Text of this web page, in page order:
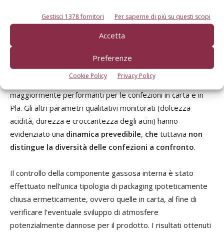
Gestisci 1378 fornitori Per saperne di più su questi scopi
Accetta
Preferenze
Cookie Policy Privacy Policy
Nel corso della conservazione, i campioni sono stati
mantenuti alla temperatura di 7 °C e contestualmente
sottoposti a diversi controlli analitici.
Nel complesso,il calo peso del prodotto sgrappolato è
stato molto contenuto(1-3%) con risultati
maggiormente performanti per le confezioni in carta e in
Pla. Gli altri parametri qualitativi monitorati (dolcezza
acidità, durezza e croccantezza degli acini) hanno
evidenziato una dinamica prevedibile, che tuttavia non
distingue la diversità delle confezioni a confronto.
Il controllo della componente gassosa interna è stato
effettuato nell’unica tipologia di packaging ipoteticamente
chiusa ermeticamente, ovvero quelle in carta, al fine di
verificare l’eventuale sviluppo di atmosfere
potenzialmente dannose per il prodotto. I risultati ottenuti